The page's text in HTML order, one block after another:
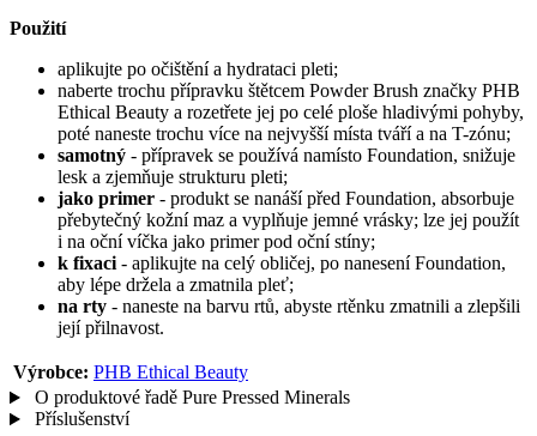
Použití
aplikujte po očištění a hydrataci pleti;
naberte trochu přípravku štětcem Powder Brush značky PHB
Ethical Beauty a rozetřete jej po celé ploše hladivými pohyby,
poté naneste trochu více na nejvyšší místa tváří a na T-zónu;
samotný - přípravek se používá namísto Foundation, snižuje
lesk a zjemňuje strukturu pleti;
jako primer - produkt se nanáší před Foundation, absorbuje
přebytečný kožní maz a vyplňuje jemné vrásky; lze jej použít
i na oční víčka jako primer pod oční stíny;
k fixaci - aplikujte na celý obličej, po nanesení Foundation,
aby lépe držela a zmatnila pleť;
na rty - naneste na barvu rtů, abyste rtěnku zmatnili a zlepšili
její přilnavost.
Výrobce: PHB Ethical Beauty
O produktové řadě Pure Pressed Minerals
Příslušenství